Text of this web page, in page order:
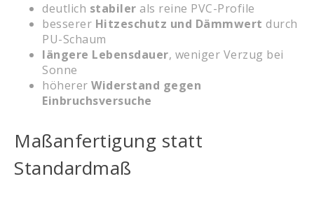
deutlich stabiler als reine PVC-Profile
besserer Hitzeschutz und Dämmwert durch
PU-Schaum
längere Lebensdauer, weniger Verzug bei
Sonne
höherer Widerstand gegen
Einbruchsversuche
Maßanfertigung statt
Standardmaß